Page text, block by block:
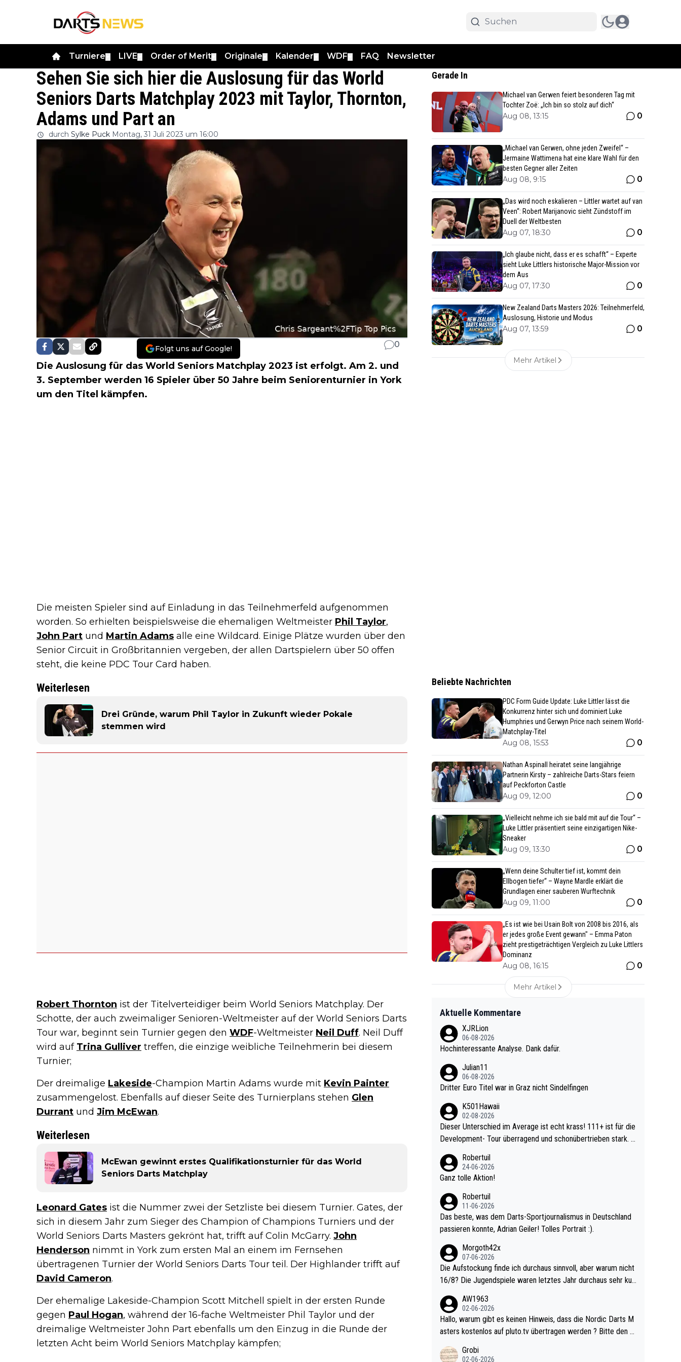
Turniere LIVE Order of Merit Originale Kalender WDF FAQ Newsletter
Sehen Sie sich hier die Auslosung für das World
Seniors Darts Matchplay 2023 mit Taylor, Thornton,
Adams und Part an
durch Sylke Puck Montag, 31 Juli 2023 um 16:00
Folgt uns auf Google! 0
Die Auslosung für das World Seniors Matchplay 2023 ist erfolgt. Am 2. und
3. September werden 16 Spieler über 50 Jahre beim Seniorenturnier in York
um den Titel kämpfen.
Die meisten Spieler sind auf Einladung in das Teilnehmerfeld aufgenommen
worden. So erhielten beispielsweise die ehemaligen Weltmeister Phil Taylor,
John Part und Martin Adams alle eine Wildcard. Einige Plätze wurden über den
Senior Circuit in Großbritannien vergeben, der allen Dartspielern über 50 offen
steht, die keine PDC Tour Card haben.
Weiterlesen
Drei Gründe, warum Phil Taylor in Zukunft wieder Pokale
stemmen wird
Robert Thornton ist der Titelverteidiger beim World Seniors Matchplay. Der
Schotte, der auch zweimaliger Senioren-Weltmeister auf der World Seniors Darts
Tour war, beginnt sein Turnier gegen den WDF-Weltmeister Neil Duff. Neil Duff
wird auf Trina Gulliver treffen, die einzige weibliche Teilnehmerin bei diesem
Turnier;
Der dreimalige Lakeside-Champion Martin Adams wurde mit Kevin Painter
zusammengelost. Ebenfalls auf dieser Seite des Turnierplans stehen Glen
Durrant und Jim McEwan.
Weiterlesen
McEwan gewinnt erstes Qualifikationsturnier für das World
Seniors Darts Matchplay
Leonard Gates ist die Nummer zwei der Setzliste bei diesem Turnier. Gates, der
sich in diesem Jahr zum Sieger des Champion of Champions Turniers und der
World Seniors Darts Masters gekrönt hat, trifft auf Colin McGarry. John
Henderson nimmt in York zum ersten Mal an einem im Fernsehen
übertragenen Turnier der World Seniors Darts Tour teil. Der Highlander trifft auf
David Cameron.
Der ehemalige Lakeside-Champion Scott Mitchell spielt in der ersten Runde
gegen Paul Hogan, während der 16-fache Weltmeister Phil Taylor und der
dreimalige Weltmeister John Part ebenfalls um den Einzug in die Runde der
letzten Acht beim World Seniors Matchplay kämpfen;
Gerade In
Michael van Gerwen feiert besonderen Tag mit
Tochter Zoë: „Ich bin so stolz auf dich“
Aug 08, 13:15 0
„Michael van Gerwen, ohne jeden Zweifel“ –
Jermaine Wattimena hat eine klare Wahl für den
besten Gegner aller Zeiten
Aug 08, 9:15 0
„Das wird noch eskalieren – Littler wartet auf van
Veen“: Robert Marijanovic sieht Zündstoff im
Duell der Weltbesten
Aug 07, 18:30 0
„Ich glaube nicht, dass er es schafft“ – Experte
sieht Luke Littlers historische Major-Mission vor
dem Aus
Aug 07, 17:30 0
New Zealand Darts Masters 2026: Teilnehmerfeld,
Auslosung, Historie und Modus
Aug 07, 13:59 0
Mehr Artikel
Beliebte Nachrichten
PDC Form Guide Update: Luke Littler lässt die
Konkurrenz hinter sich und dominiert Luke
Humphries und Gerwyn Price nach seinem World-
Matchplay-Titel
Aug 08, 15:53 0
Nathan Aspinall heiratet seine langjährige
Partnerin Kirsty – zahlreiche Darts-Stars feiern
auf Peckforton Castle
Aug 09, 12:00 0
„Vielleicht nehme ich sie bald mit auf die Tour“ –
Luke Littler präsentiert seine einzigartigen Nike-
Sneaker
Aug 09, 13:30 0
„Wenn deine Schulter tief ist, kommt dein
Ellbogen tiefer“ – Wayne Mardle erklärt die
Grundlagen einer sauberen Wurftechnik
Aug 09, 11:00 0
„Es ist wie bei Usain Bolt von 2008 bis 2016, als
er jedes große Event gewann" – Emma Paton
zieht prestigeträchtigen Vergleich zu Luke Littlers
Dominanz
Aug 08, 16:15 0
Mehr Artikel
Aktuelle Kommentare
XJRLion
06-08-2026
Hochinteressante Analyse. Dank dafür.
Julian11
06-08-2026
Dritter Euro Titel war in Graz nicht Sindelfingen
K501Hawaii
02-08-2026
Dieser Unterschied im Average ist echt krass! 111+ ist für die
Development- Tour überragend und schonübertrieben stark. U
e mal 40+ erst recht. Da gewinnst keinen Blumentopf - ist ja n
och krasser wie ein Pokalspiel eines Kreisligisten vs einem Bu
Robertuil
24-06-2026
Ganz tolle Aktion!
Robertuil
11-06-2026
Das beste, was dem Darts-Sportjournalismus in Deutschland
passieren konnte, Adrian Geiler! Tolles Portrait :).
Morgoth42x
07-06-2026
Die Aufstockung finde ich durchaus sinnvoll, aber warum nicht
16/8? Die Jugendspiele waren letztes Jahr durchaus sehr kur
l. Allerdings ist Mitchell Lawrie als Nummer 1 der Welt eh quali
fiziert. Somit ändert die automatische Qualifikation des Weltm
eisters erstmal nichts. Ich denke sie wollen damit für nächste
d wohl wenig WDF Turniere spielen. Dies war bei Archie Self l
AW1963
02-06-2026
Hallo, warum gibt es keinen Hinweis, dass die Nordic Darts M
asters kostenlos auf pluto.tv übertragen werden ? Bitte den A
Grobi
02-06-2026